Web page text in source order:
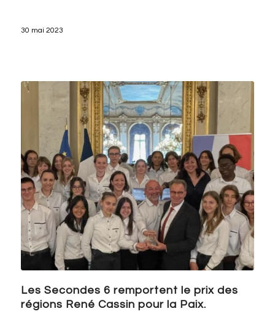
30 mai 2023
Les Secondes 6 remportent le prix des
régions René Cassin pour la Paix.